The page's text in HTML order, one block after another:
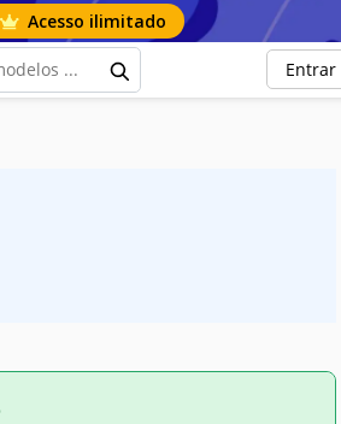
Acesso ilimitado
Entrar